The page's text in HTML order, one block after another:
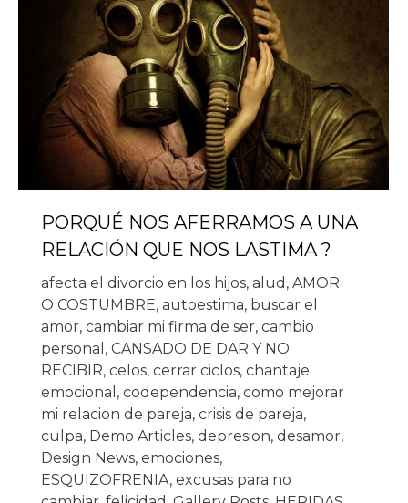
PORQUÉ NOS AFERRAMOS A UNA
RELACIÓN QUE NOS LASTIMA ?
afecta el divorcio en los hijos, alud , AMOR
O COSTUMBRE, autoestima, buscar el
amor, cambiar mi firma de ser, cambio
personal , CANSADO DE DAR Y NO
RECIBIR, celos, cerrar ciclos, chantaje
emocional , codependencia, como mejorar
mi relacion de pareja, crisis de pareja,
culpa, Demo Articles, depresion, desamor,
Design News, emociones,
ESQUIZOFRENIA, excusas para no